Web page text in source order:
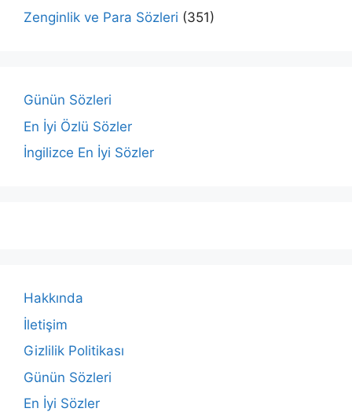
Zenginlik ve Para Sözleri (351)
Günün Sözleri
En İyi Özlü Sözler
İngilizce En İyi Sözler
Hakkında
İletişim
Gizlilik Politikası
Günün Sözleri
En İyi Sözler